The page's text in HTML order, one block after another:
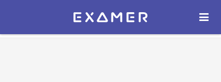
Экзамер — ЕГЭ 2027
ОТКРЫТЬ